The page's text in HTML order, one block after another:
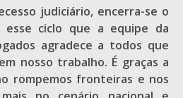
judiciário, encerra-se o
esse ciclo que a equipe da
agradece a todos que
nosso trabalho. É graças a
rompemos fronteiras e nos